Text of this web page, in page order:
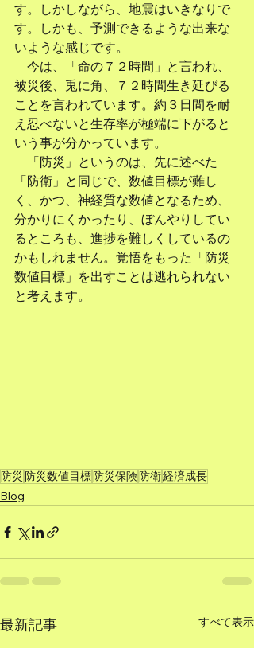
す。しかしながら、地震はいきなりで
す。しかも、予測できるような出来な
いような感じです。
今は、「命の７２時間」と言われ、
被災後、兎に角、７２時間生き延びる
ことを言われています。約３日間を耐
え忍べないと生存率が極端に下がると
いう事が分かっています。
「防災」というのは、先に述べた
「防衛」と同じで、数値目標が難し
く、かつ、神経質な数値となるため、
分かりにくかったり、ぼんやりしてい
るところも、進捗を難しくしているの
かもしれません。覚悟をもった「防災
数値目標」を出すことは逃れられない
と考えます。
防災 防災数値目標防災保険防衛経済成長
Blog
最新記事 すべて表示